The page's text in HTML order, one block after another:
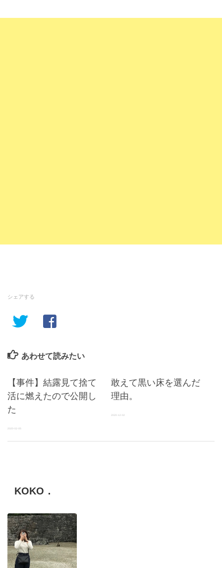
シェアする
あわせて読みたい
【事件】結露見て捨て
活に燃えたので公開し
た
2020-02-05
敢えて黒い床を選んだ
理由。
2020-12-02
KOKO．